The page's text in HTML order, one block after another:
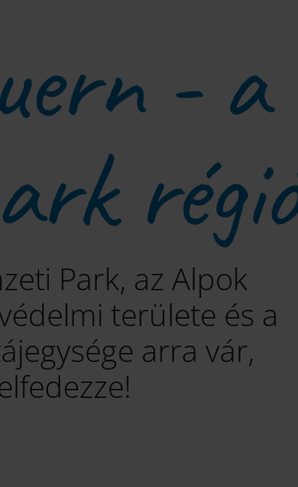
- a
régió
Park, az Alpok
területe és a
arra vár,